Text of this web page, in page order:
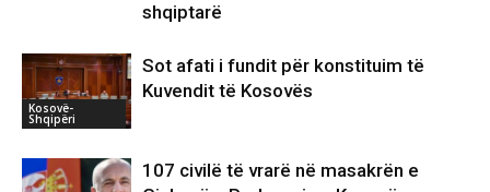
shqiptarë
Kosovë-
Shqipëri
Sot afati i fundit për konstituim të
Kuvendit të Kosovës
107 civilë të vrarë në masakrën e